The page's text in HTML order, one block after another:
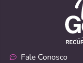
Fale Conosco